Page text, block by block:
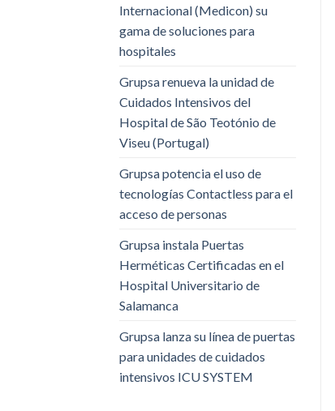
Internacional (Medicon) su
gama de soluciones para
hospitales
Grupsa renueva la unidad de
Cuidados Intensivos del
Hospital de São Teotónio de
Viseu (Portugal)
Grupsa potencia el uso de
tecnologías Contactless para el
acceso de personas
Grupsa instala Puertas
Herméticas Certificadas en el
Hospital Universitario de
Salamanca
Grupsa lanza su línea de puertas
para unidades de cuidados
intensivos ICU SYSTEM